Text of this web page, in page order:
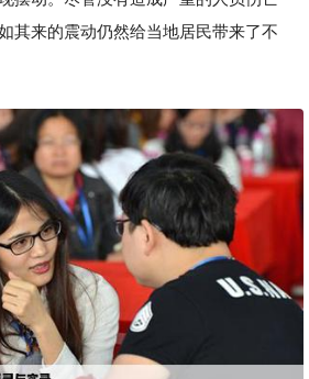
其来的震动仍然给当地居民带来了不